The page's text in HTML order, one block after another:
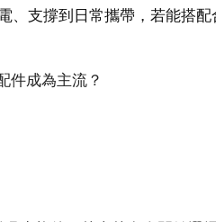
、支撐到日常攜帶，若能搭
件成為主流？